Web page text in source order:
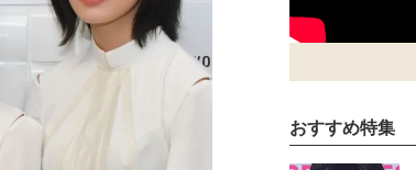
おすすめ特集